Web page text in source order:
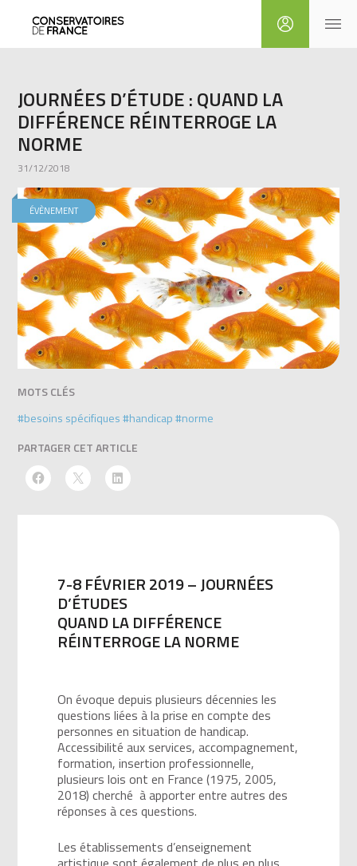
JOURNÉES D’ÉTUDE : QUAND LA
DIFFÉRENCE RÉINTERROGE LA
NORME
31/12/2018
ÉVÈNEMENT
MOTS CLÉS
#besoins spécifiques #handicap #norme
PARTAGER CET ARTICLE
7-8 FÉVRIER 2019 – JOURNÉES
D’ÉTUDES
QUAND LA DIFFÉRENCE
RÉINTERROGE LA NORME
On évoque depuis plusieurs décennies les
questions liées à la prise en compte des
personnes en situation de handicap.
Accessibilité aux services, accompagnement,
formation, insertion professionnelle,
plusieurs lois ont en France (1975, 2005,
2018) cherché à apporter entre autres des
réponses à ces questions.
Les établissements d’enseignement